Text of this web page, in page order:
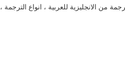
من الانجليزية للعربية ، انواع الترجمة ،